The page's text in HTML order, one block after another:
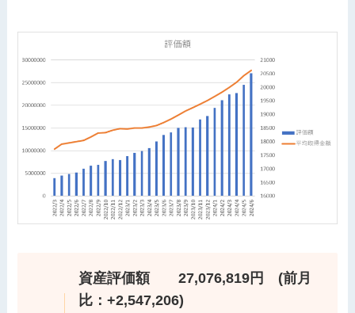
資産評価額 27,076,819円 (前月
比：+2,547,206)